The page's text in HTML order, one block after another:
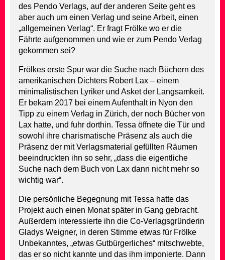
des Pendo Verlags, auf der anderen Seite geht es
aber auch um einen Verlag und seine Arbeit, einen
„allgemeinen Verlag“. Er fragt Frölke wo er die
Fährte aufgenommen und wie er zum Pendo Verlag
gekommen sei?
Frölkes erste Spur war die Suche nach Büchern des
amerikanischen Dichters Robert Lax – einem
minimalistischen Lyriker und Asket der Langsamkeit.
Er bekam 2017 bei einem Aufenthalt in Nyon den
Tipp zu einem Verlag in Zürich, der noch Bücher von
Lax hatte, und fuhr dorthin. Tessa öffnete die Tür und
sowohl ihre charismatische Präsenz als auch die
Präsenz der mit Verlagsmaterial gefüllten Räumen
beeindruckten ihn so sehr, „dass die eigentliche
Suche nach dem Buch von Lax dann nicht mehr so
wichtig war“.
Die persönliche Begegnung mit Tessa hatte das
Projekt auch einen Monat später in Gang gebracht.
Außerdem interessierte ihn die Co-Verlagsgründerin
Gladys Weigner, in deren Stimme etwas für Frölke
Unbekanntes, „etwas Gutbürgerliches“ mitschwebte,
das er so nicht kannte und das ihm imponierte. Dann